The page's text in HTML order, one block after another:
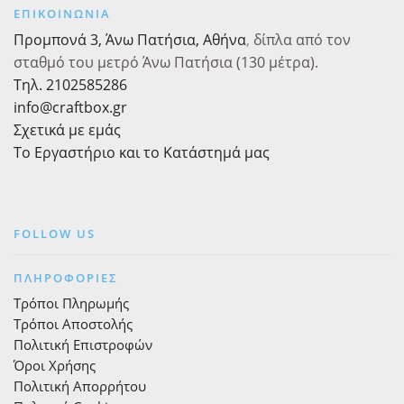
στη
ΕΠΙΚΟΙΝΩΝΙΑ
Προμπονά 3, Άνω Πατήσια, Αθήνα, δίπλα από τον
σταθμό του μετρό Άνω Πατήσια (130 μέτρα).
Τηλ. 2102585286
info@craftbox.gr
Σχετικά με εμάς
Το Εργαστήριο και το Κατάστημά μας
FOLLOW US
ΠΛΗΡΟΦΟΡΙΕΣ
Τρόποι Πληρωμής
Τρόποι Αποστολής
Πολιτική Επιστροφών
Όροι Χρήσης
Πολιτική Απορρήτου